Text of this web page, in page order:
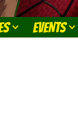
EVENTS